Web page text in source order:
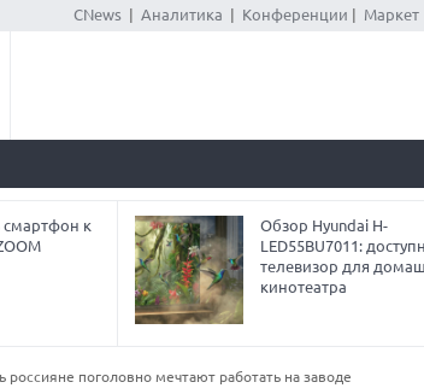
CNews| Аналитика Конференции Маркет
смартфон к
Обзор Hyundai H-
LED55BU7011:
телевизор для
кинотеатра
поголовно мечтают работать на заводе